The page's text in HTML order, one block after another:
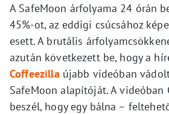
A SafeMoon árfolyama 24 órán
45%-ot, az eddigi csúcsához
esett. A brutális
azután következett be, hogy a
Coffeezilla újabb videóban
SafeMoon alapítóját. A videóban
beszél, hogy egy bálna –